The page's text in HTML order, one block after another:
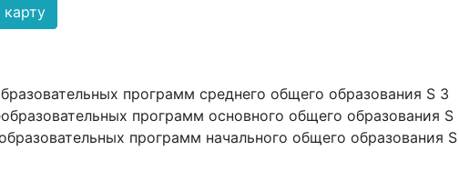
программ среднего общего образования S 3
программ основного общего образования S
программ начального общего образования S